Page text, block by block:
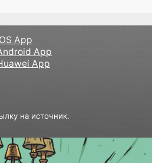
App
App
App
на источник.